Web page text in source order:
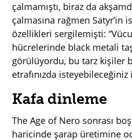
çalmamıştı, biraz da
çalmasına rağmen Satyr’in
özellikleri sergilemişti:
hücrelerinde black metali
görülüyordu, bu tarz kişiler
etrafınızda isteyebileceğiniz
Kafa dinleme
The Age of Nero sonrası
haricinde şarap üretimine